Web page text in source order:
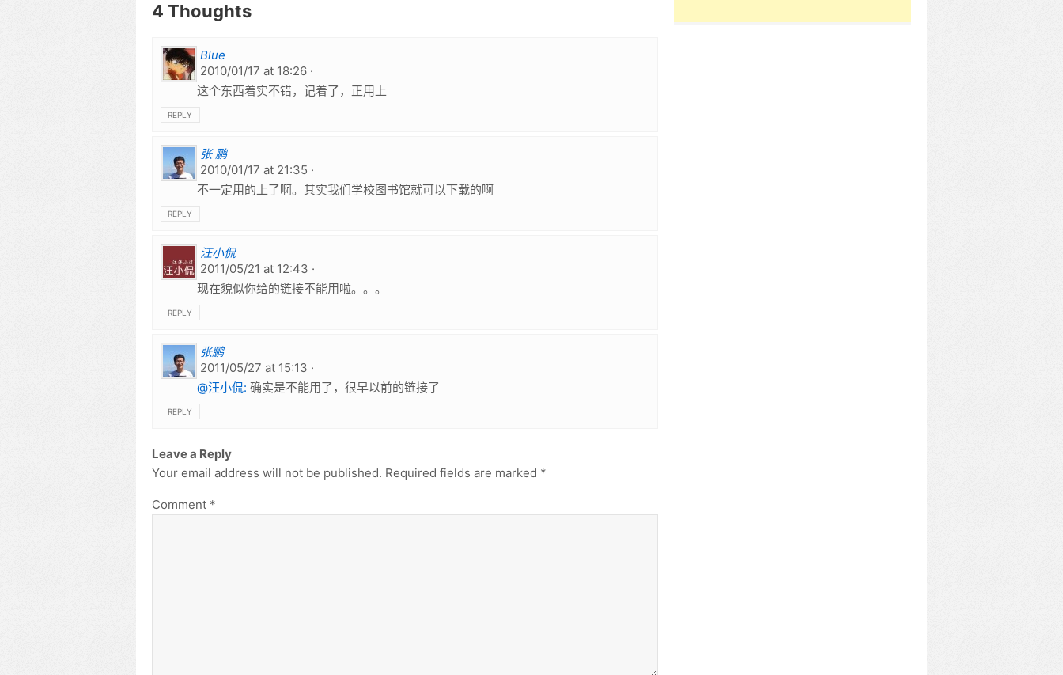
4 Thoughts
Blue
2010/01/17 at 18:26
这个东西着实不错，记着了，正用上
REPLY
张 鹏
2010/01/17 at 21:35
不一定用的上了啊。其实我们学校图书馆就可以下载的啊
REPLY
汪小侃
2011/05/21 at 12:43
现在貌似你给的链接不能用啦。。。
REPLY
张鹏
2011/05/27 at 15:13
@汪小侃: 确实是不能用了，很早以前的链接了
REPLY
Leave a Reply
Your email address will not be published. Required fields are marked *
Comment *